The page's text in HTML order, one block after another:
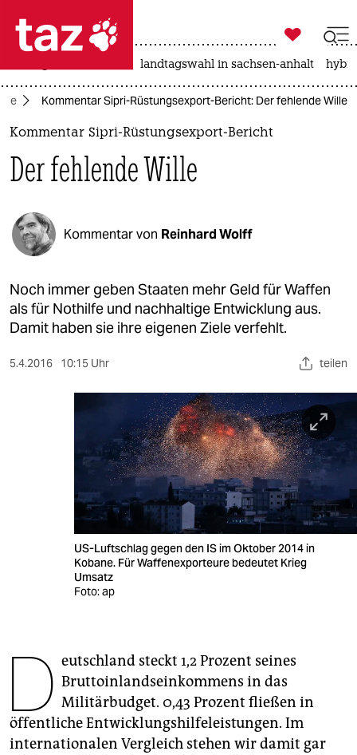
 taz zahl ich
taz zahl ich
politik
öko
gesellschaft
kultur
sport
berlin
fragen & hilfe
abo
genossenschaft
epaper login

taz zahl ich
landtagswahl in sachsen-anhalt
Kommentar Sipri-Rüstungsexport-Bericht: Der fehlende Wille
Kommentar Sipri-Rüstungsexport-Bericht
Der fehlende Wille
Kommentar von Reinhard Wolff
Noch immer geben Staaten mehr Geld für Waffen
als für Nothilfe und nachhaltige Entwicklung aus.
Damit haben sie ihre eigenen Ziele verfehlt.
5.4.2016 10:15 Uhr teilen
US-Luftschlag gegen den IS im Oktober 2014 in
Kobane. Für Waffenexporteure bedeutet Krieg
Umsatz
Foto: ap
D eutschland steckt 1,2 Prozent seines
Bruttoinlandseinkommens in das
Militärbudget. 0,43 Prozent fließen in
öffentliche Entwicklungshilfeleistungen. Im
internationalen Vergleich stehen wir damit gar